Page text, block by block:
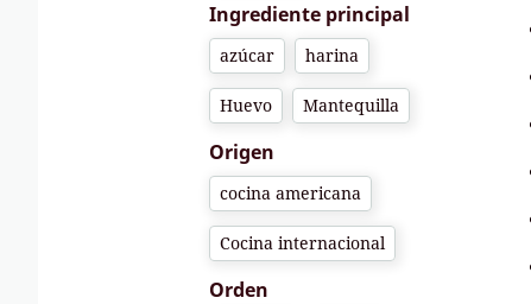
Ingrediente principal
azúcar harina
Huevo Mantequilla
Origen
cocina americana
Cocina internacional
Orden